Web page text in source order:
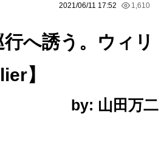
2021/06/11 17:52 1,610
へ誘う。ウィリ
】
by: 山田万二